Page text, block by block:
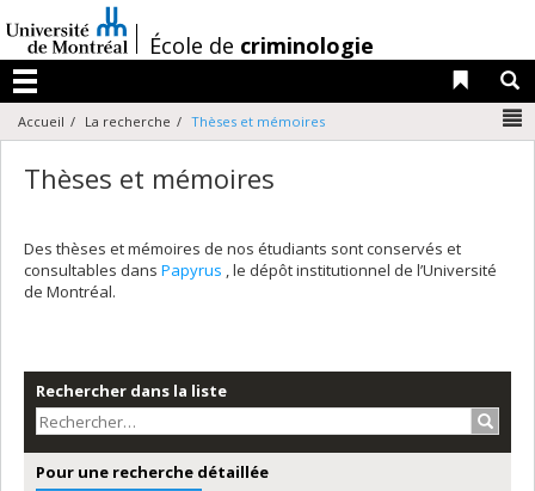
au
contenu
/École de criminologie
Menu
Liens
Accueil La recherche Thèses et mémoires
Thèses et mémoires
Des thèses et mémoires de nos étudiants sont conservés et
consultables dans Papyrus , le dépôt institutionnel de l’Université
de Montréal.
Rechercher dans la liste
Pour une recherche détaillée